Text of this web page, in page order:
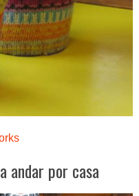
andar por casa